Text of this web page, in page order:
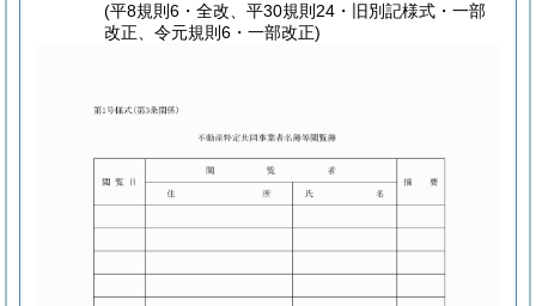
(平8規則6・全改、平30規則24・旧別記様式・一部
改正、令元規則6・一部改正)